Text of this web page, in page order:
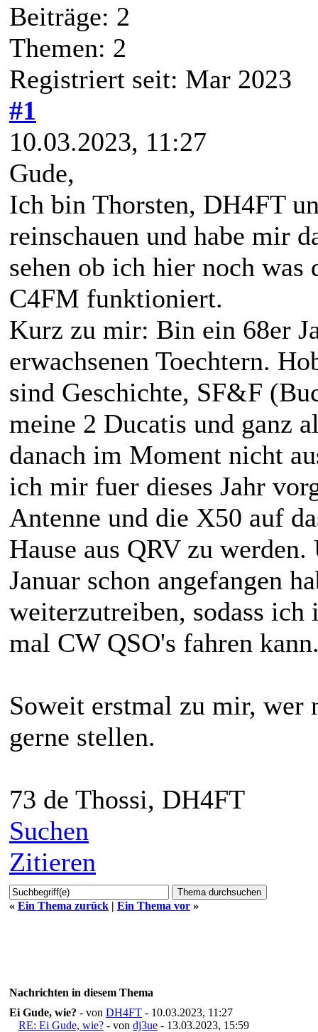
Beiträge: 2
Themen: 2
Registriert seit: Mar 2023
#1
10.03.2023, 11:27
Gude,
Ich bin Thorsten, DH4FT
reinschauen und habe mir
sehen ob ich hier noch
C4FM funktioniert.
Kurz zu mir: Bin ein 68er
erwachsenen Toechtern.
sind Geschichte, SF&F
meine 2 Ducatis und ganz
danach im Moment nicht
ich mir fuer dieses Jahr
Antenne und die X50 auf
Hause aus QRV zu
Januar schon angefangen
weiterzutreiben, sodass ich
mal CW QSO's fahren
Soweit erstmal zu mir, wer
gerne stellen.
73 de Thossi, DH4FT
Suchen
Zitieren
« Ein Thema zurück | Ein Thema vor »
Nachrichten in diesem Thema
Ei Gude, wie? - von DH4FT - 10.03.2023, 11:27
RE: Ei Gude, wie? - von dj3ue - 13.03.2023, 15:59